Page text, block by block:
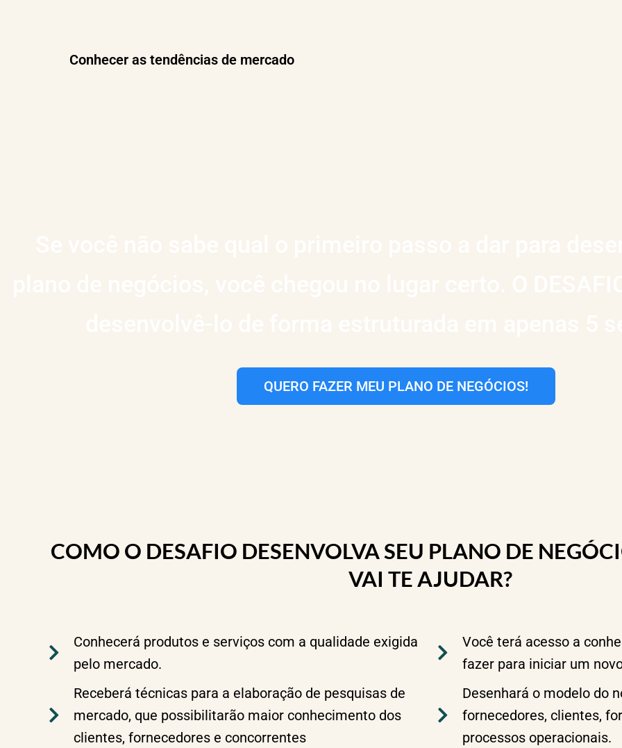
Conhecer as tendências de mercado
QUERO FAZER MEU PLANO DE NEGÓCIOS!
COMO O DESAFIO DESENVOLVA SEU PLANO DE
VAI TE AJUDAR?
Conhecerá produtos e serviços com a qualidade exigida
pelo mercado.
Receberá técnicas para a elaboração de pesquisas de
mercado, que possibilitarão maior conhecimento dos
clientes, fornecedores e concorrentes
Você terá acesso a
fazer para iniciar um
Desenhará o modelo do
fornecedores, clientes,
processos operacionais.